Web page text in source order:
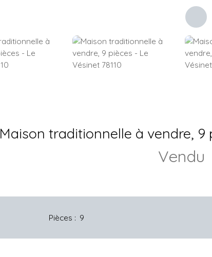
Maison traditionnelle à vendre, 9
Vendu
Pièces : 9